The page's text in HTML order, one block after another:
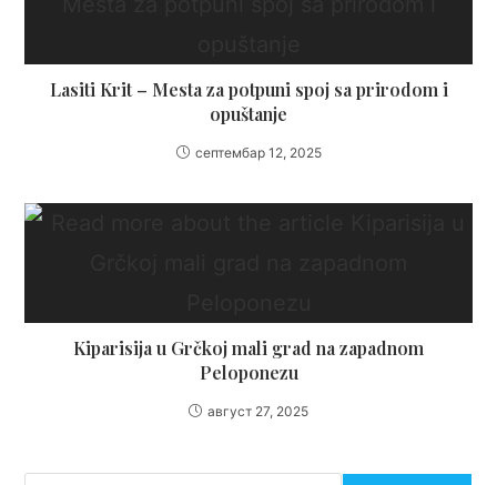
Lasiti Krit – Mesta za potpuni spoj sa prirodom i
opuštanje
септембар 12, 2025
Kiparisija u Grčkoj mali grad na zapadnom
Peloponezu
август 27, 2025